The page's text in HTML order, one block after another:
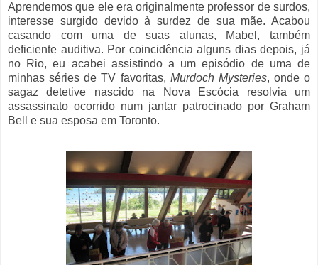
Aprendemos que ele era originalmente professor de surdos,
interesse surgido devido à surdez de sua mãe. Acabou
casando com uma de suas alunas, Mabel, também
deficiente auditiva. Por coincidência alguns dias depois, já
no Rio, eu acabei assistindo a um episódio de uma de
minhas séries de TV favoritas, Murdoch Mysteries, onde o
sagaz detetive nascido na Nova Escócia resolvia um
assassinato ocorrido num jantar patrocinado por Graham
Bell e sua esposa em Toronto.